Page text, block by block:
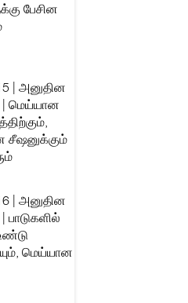
பேசின
| அனுதின
| மெய்யான
சீஷனுக்கும்
| அனுதின
பாடுகளில்
மெய்யான